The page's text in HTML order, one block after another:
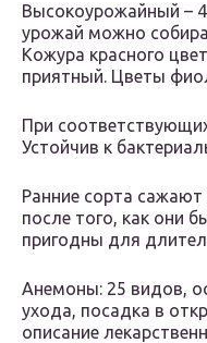
Высокоурожайный –
урожай можно
Кожура красного
приятный. Цветы
При
Устойчив к
Ранние сорта сажают
после того, как они
пригодны для
Анемоны: 25 видов,
ухода, посадка в
описание